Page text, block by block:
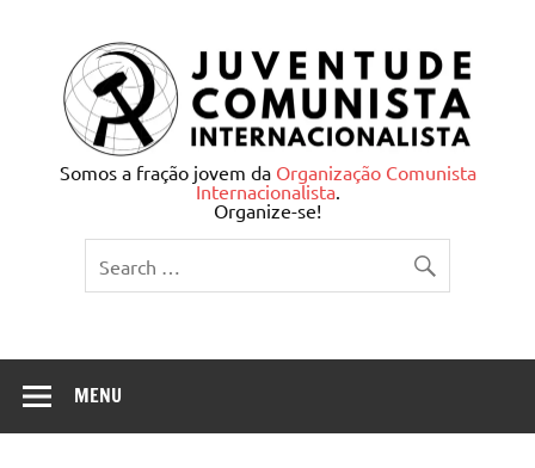
Juventude Comunista
Internacionalista
Somos a fração jovem da Organização Comunista
Internacionalista.
Organize-se!
MENU